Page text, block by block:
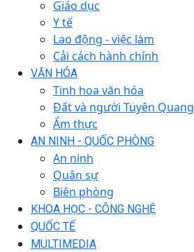
Giáo dục
Y tế
Lao động - việc làm
Cải cách hành chính
VĂN HÓA
Tinh hoa văn hóa
Đất và người Tuyên Quang
Ẩm thực
AN NINH - QUỐC PHÒNG
An ninh
Quân sự
Biên phòng
KHOA HỌC - CÔNG NGHỆ
QUỐC TẾ
MULTIMEDIA